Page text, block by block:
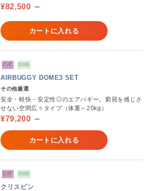
¥82,500 ～
カートに入れる
CAT DOG
AIRBUGGY DOME3 SET
その他厳選
安全・軽快・安定性◎のエアバギー。窮屈を感じさ
せない空間広々タイプ（体重～20kg）
¥79,200 ～
カートに入れる
CAT DOG
クリスピン